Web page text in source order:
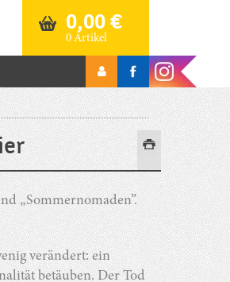
0,00€
0 Artikel
„Sommernomaden”.
verändert: ein
betäuben. Der Tod